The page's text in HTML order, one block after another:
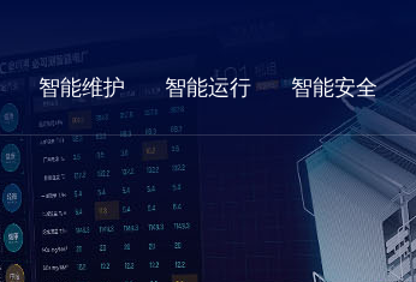
智能维护 智能运行 智能安全